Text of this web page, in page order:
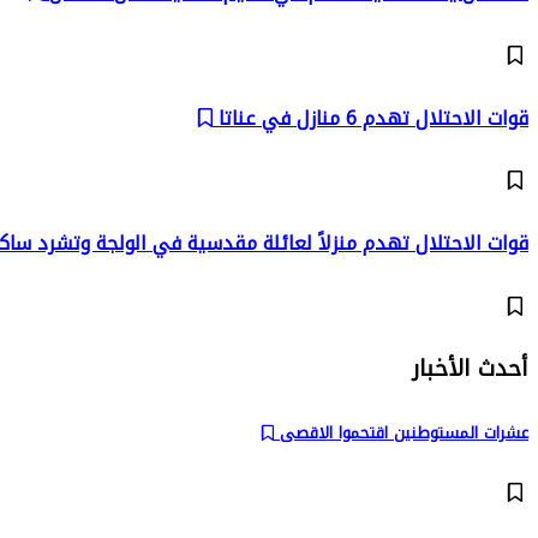
قوات الاحتلال تهدم 6 منازل في عناتا
قوات الاحتلال تهدم منزلاً لعائلة مقدسية في الولجة وتشرد
أحدث الأخبار
عشرات المستوطنين اقتحموا الاقصى